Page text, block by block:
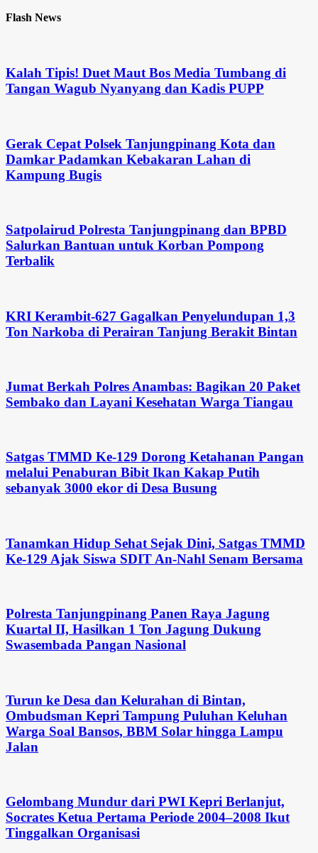
Flash News
Kalah Tipis! Duet Maut Bos Media Tumbang di
Tangan Wagub Nyanyang dan Kadis PUPP
Gerak Cepat Polsek Tanjungpinang Kota dan
Damkar Padamkan Kebakaran Lahan di
Kampung Bugis
Satpolairud Polresta Tanjungpinang dan BPBD
Salurkan Bantuan untuk Korban Pompong
Terbalik
KRI Kerambit-627 Gagalkan Penyelundupan 1,3
Ton Narkoba di Perairan Tanjung Berakit Bintan
Jumat Berkah Polres Anambas: Bagikan 20 Paket
Sembako dan Layani Kesehatan Warga Tiangau
Satgas TMMD Ke-129 Dorong Ketahanan Pangan
melalui Penaburan Bibit Ikan Kakap Putih
sebanyak 3000 ekor di Desa Busung
Tanamkan Hidup Sehat Sejak Dini, Satgas TMMD
Ke-129 Ajak Siswa SDIT An-Nahl Senam Bersama
Polresta Tanjungpinang Panen Raya Jagung
Kuartal II, Hasilkan 1 Ton Jagung Dukung
Swasembada Pangan Nasional
Turun ke Desa dan Kelurahan di Bintan,
Ombudsman Kepri Tampung Puluhan Keluhan
Warga Soal Bansos, BBM Solar hingga Lampu
Jalan
Gelombang Mundur dari PWI Kepri Berlanjut,
Socrates Ketua Pertama Periode 2004–2008 Ikut
Tinggalkan Organisasi